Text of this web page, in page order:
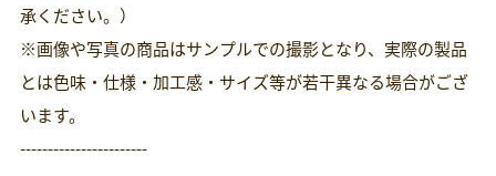
承ください。）
※画像や写真の商品はサンプルでの撮影となり、実際の製品
とは色味・仕様・加工感・サイズ等が若干異なる場合がござ
います。
-----------------------